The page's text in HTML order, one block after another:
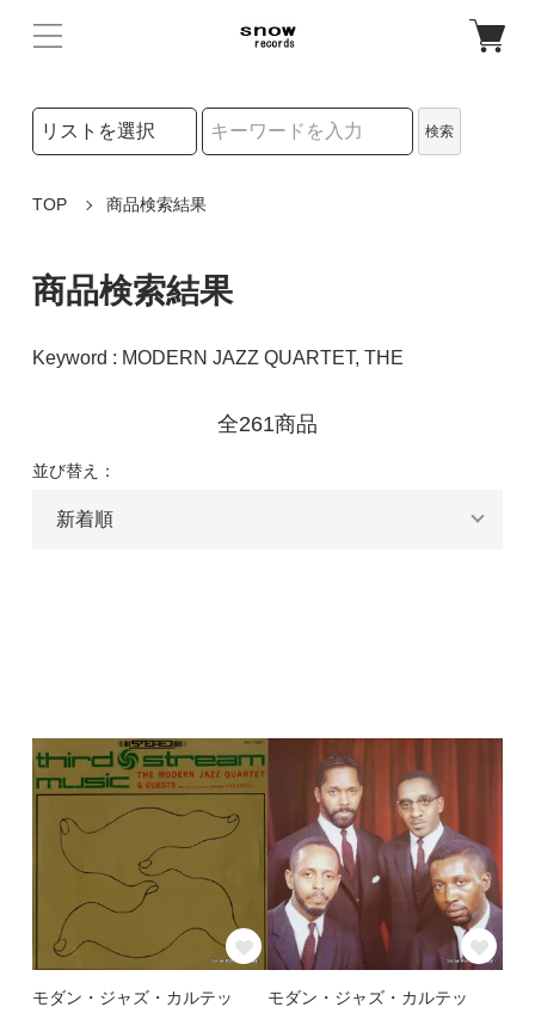
検索リストの選択
検索
TOP 商品検索結果
商品検索結果
Keyword : MODERN JAZZ QUARTET, THE
全261商品
並び替え：
モダン・ジャズ・カルテッ
モダン・ジャズ・カルテッ